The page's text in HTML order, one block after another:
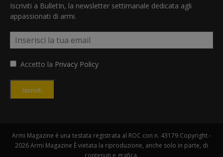
Iscriviti a BulletIn, la newsletter settimanale dedicata agli
appassionati di armi.
Accetto la Privacy Policy
Iscriviti
Armi Magazine è una testata registrata al ROC con n. 43179 Copyright -
2026 Armi Magazine È vietata la riproduzione, anche solo in parte, di
contenuti e grafica.